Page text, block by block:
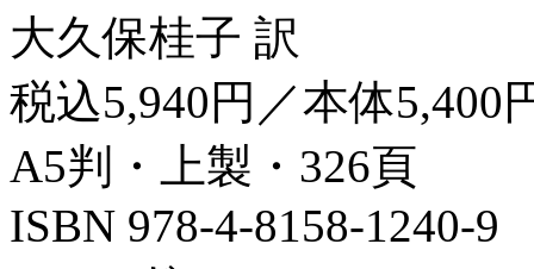
大久保桂子 訳
税込5,940円／本体5,400
A5判・上製・326頁
ISBN 978-4-8158-1240-9